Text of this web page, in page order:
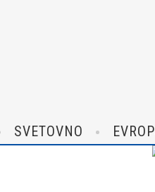
SVETOVNO